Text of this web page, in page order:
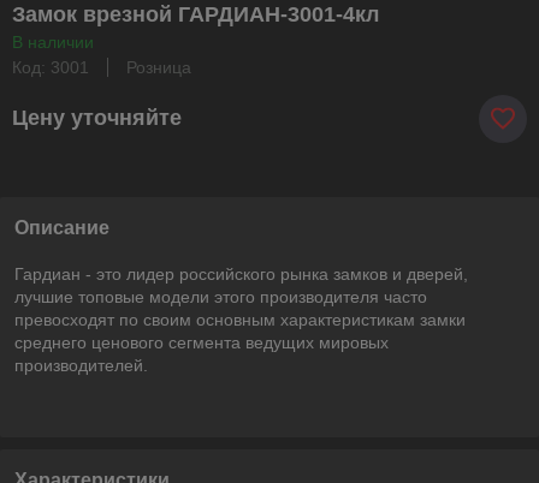
Замок врезной ГАРДИАН-3001-4кл
В наличии
Код: 3001
Розница
Цену уточняйте
Описание
Гардиан - это лидер российского рынка замков и дверей,
лучшие топовые модели этого производителя часто
превосходят по своим основным характеристикам замки
среднего ценового сегмента ведущих мировых
производителей.